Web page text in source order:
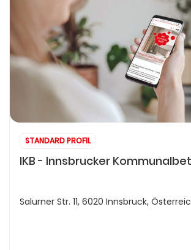
STANDARD PROFIL
IKB - Innsbrucker
Salurner Str. 11, 6020 Innsbruck,